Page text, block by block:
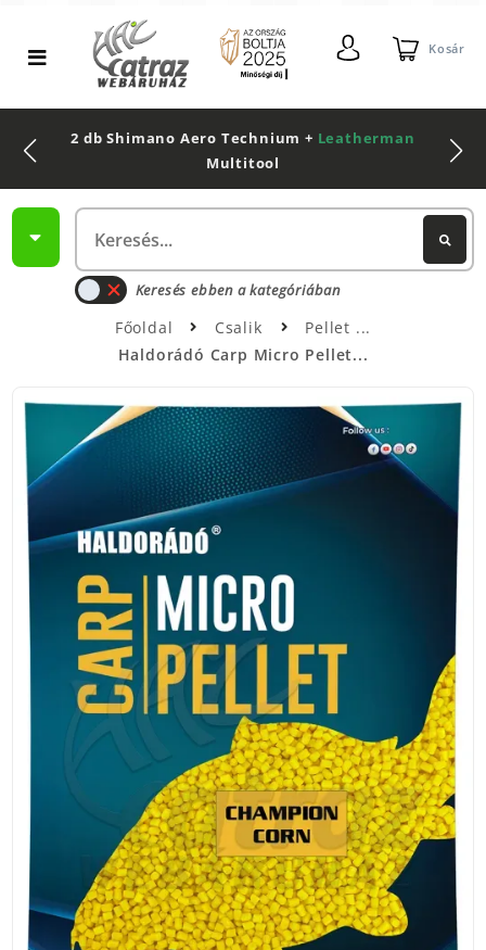
Kosár
2 db Shimano Aero Technium + Leatherman
Multitool
Keresés ebben a kategóriában
Főoldal Csalik
Pellet
Haldorádó Carp Micro Pellet...